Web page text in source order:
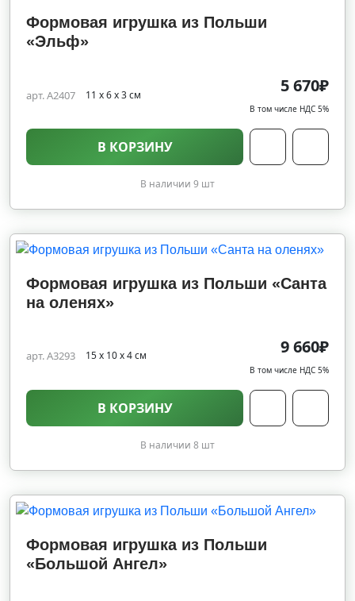
Формовая игрушка из Польши
«Эльф»
11 х 6 х 3 см
арт. A2407 5 670₽
В том числе НДС 5%
В КОРЗИНУ
В наличии 9 шт
Формовая игрушка из Польши «Санта
на оленях»
15 х 10 х 4 см
арт. A3293 9 660₽
В том числе НДС 5%
В КОРЗИНУ
В наличии 8 шт
Формовая игрушка из Польши
«Большой Ангел»